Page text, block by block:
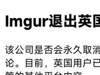
Imgur退出英
该公司是否会永久取
论。目前，英国用户